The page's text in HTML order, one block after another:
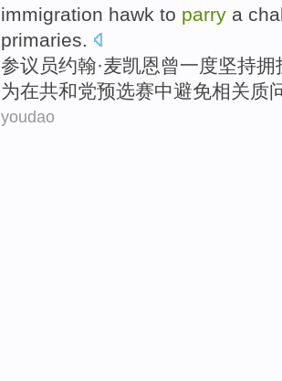
immigration hawk to parry a
primaries.
参议员约翰·麦凯恩曾一度坚持拥
为在共和党预选赛中避免相关质
youdao